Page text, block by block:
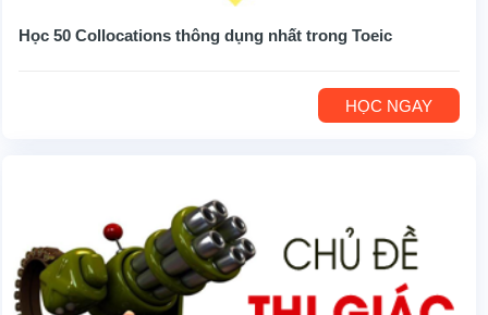
Học 50 Collocations thông dụng nhất trong Toeic
HỌC NGAY